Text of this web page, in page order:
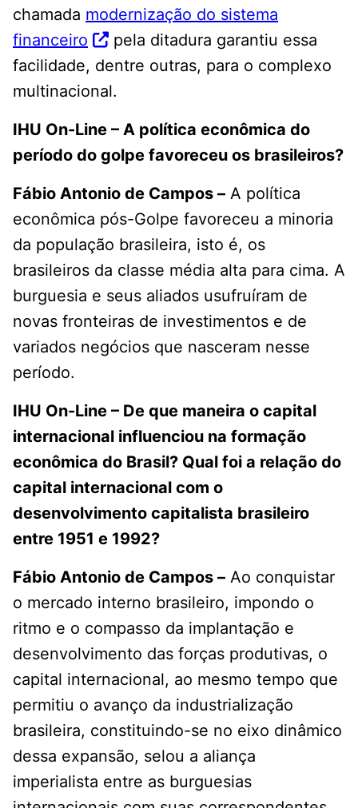
chamada modernização do sistema
financeiro
pela ditadura garantiu essa
facilidade, dentre outras, para o complexo
multinacional.
IHU On-Line – A política econômica do
período do golpe favoreceu os brasileiros?
Fábio Antonio de Campos – A política
econômica pós-Golpe favoreceu a minoria
da população brasileira, isto é, os
brasileiros da classe média alta para cima. A
burguesia e seus aliados usufruíram de
novas fronteiras de investimentos e de
variados negócios que nasceram nesse
período.
IHU On-Line – De que maneira o capital
internacional influenciou na formação
econômica do Brasil? Qual foi a relação do
capital internacional com o
desenvolvimento capitalista brasileiro
entre 1951 e 1992?
Fábio Antonio de Campos – Ao conquistar
o mercado interno brasileiro, impondo o
ritmo e o compasso da implantação e
desenvolvimento das forças produtivas, o
capital internacional, ao mesmo tempo que
permitiu o avanço da industrialização
brasileira, constituindo-se no eixo dinâmico
dessa expansão, selou a aliança
imperialista entre as burguesias